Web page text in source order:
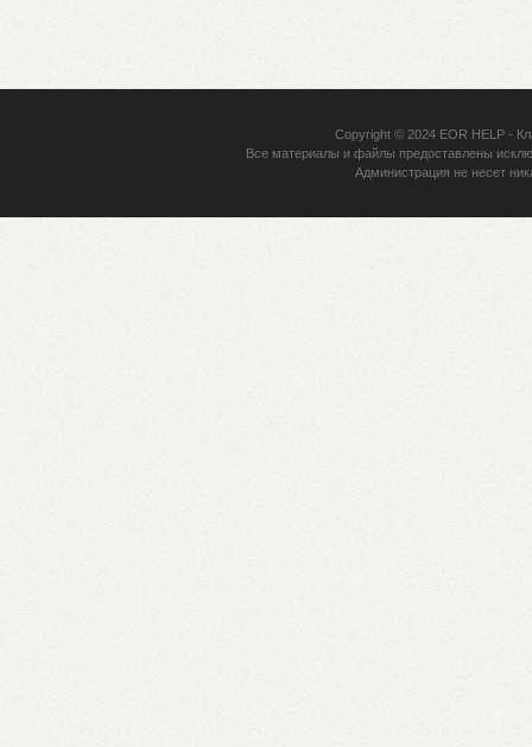
Copyright © 2024 EOR HELP-
Все материалы и файлы предоставлены
Администрация не несет